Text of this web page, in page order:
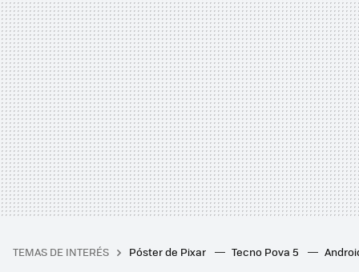
TEMAS DE INTERÉS Póster de Pixar Tecno Pova 5